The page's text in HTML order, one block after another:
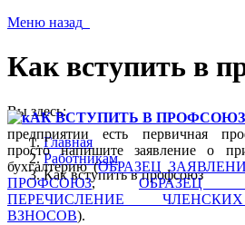
Меню назад
Как вступить в
Вы здесь:
Главная
Работникам
Как вступить в профсоюз
предприятии есть первичная
просто напишите заявление о
бухгалтерию (ОБРАЗЕЦ
ПРОФСОЮЗ,ОБРАЗЕЦ
ПЕРЕЧИСЛЕНИЕ
ВЗНОСОВ).